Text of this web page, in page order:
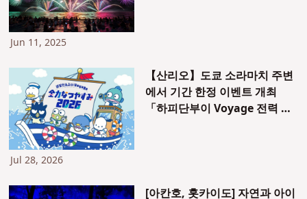
Jun 11, 2025
【산리오】도쿄 소라마치 주변
에서 기간 한정 이벤트 개최
「하피단부이 Voyage 전력 여
Jul 28, 2026
[아칸호, 홋카이도] 자연과 아이